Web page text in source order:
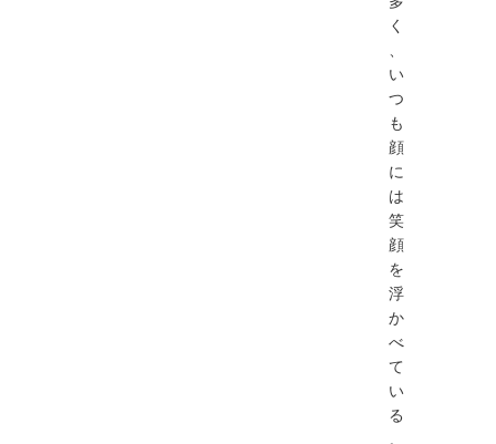
く
、
い
つ
も
顔
に
は
笑
顔
を
浮
か
べ
て
い
る
。